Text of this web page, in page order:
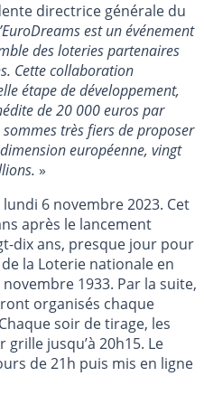
directrice générale du
est un événement
des loteries partenaires
Cette collaboration
étape de développement,
de 20 000 euros par
très fiers de proposer
européenne, vingt
»
6 novembre 2023. Cet
après le lancement
dix ans, presque jour pour
la Loterie nationale en
1933. Par la suite,
organisés chaque
soir de tirage, les
jusqu’à 20h15. Le
de 21h puis mis en ligne